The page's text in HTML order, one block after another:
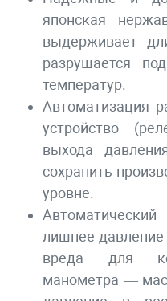
японская
выдерживает
разрушается
температур.
Автоматизация
устройство
выхода
сохранить
уровне.
лишнее давление
вреда для
манометра —